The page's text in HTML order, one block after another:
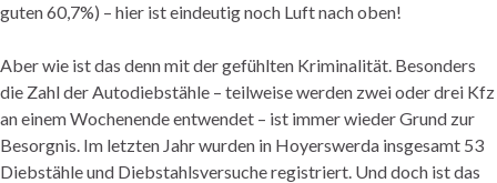
guten 60,7%) – hier ist eindeutig noch Luft nach oben!
Aber wie ist das denn mit der gefühlten Kriminalität. Besonders
die Zahl der Autodiebstähle – teilweise werden zwei oder drei Kfz
an einem Wochenende entwendet – ist immer wieder Grund zur
Besorgnis. Im letzten Jahr wurden in Hoyerswerda insgesamt 53
Diebstähle und Diebstahlsversuche registriert. Und doch ist das